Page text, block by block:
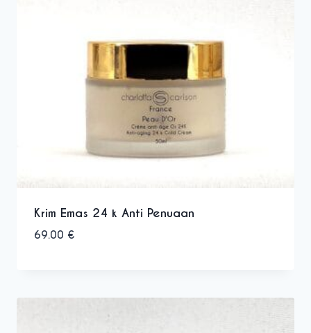
Krim Emas 24 k Anti Penuaan
69.00 €